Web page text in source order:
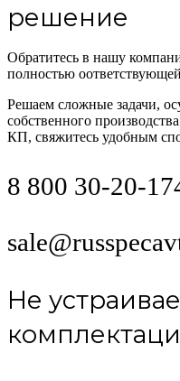
решение
Обратитесь в нашу
полностью
Решаем сложные задачи,
собственного
КП, свяжитесь удобным
8 800 30-20-
Не